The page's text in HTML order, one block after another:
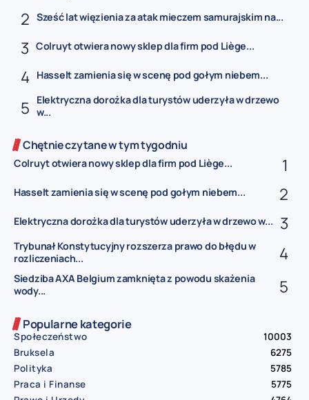
Sześć lat więzienia za atak mieczem samurajskim na...
Colruyt otwiera nowy sklep dla firm pod Liège...
Hasselt zamienia się w scenę pod gołym niebem...
Elektryczna dorożka dla turystów uderzyła w drzewo
w...
Chętnie czytane w tym tygodniu
Colruyt otwiera nowy sklep dla firm pod Liège...
Hasselt zamienia się w scenę pod gołym niebem...
Elektryczna dorożka dla turystów uderzyła w drzewo w...
Trybunał Konstytucyjny rozszerza prawo do błędu w
rozliczeniach...
Siedziba AXA Belgium zamknięta z powodu skażenia
wody...
Popularne kategorie
Społeczeństwo
10003
Bruksela
6275
Polityka
5785
Praca i Finanse
5775